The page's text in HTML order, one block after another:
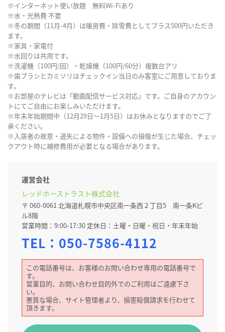
※インターネット使い放題 無料Wi-Fiあり
※水・光熱費 不要
※冬の期間（11月-4月）は暖房費・除雪費としてプラス500円いただき
ます。
※家具・家電付
※水回りは共用です。
※洗濯機（100円/回）・乾燥機（100円/60分）複数台アリ
※歯ブラシとカミソリはチェックイン当日のみ客室にご用意しておりま
す。
※お部屋のテレビは「動画配信サービス対応」です。ご自身のアカウン
トにてご自由にお楽しみいただけます。
※年末年始期間中（12月29日～1月5日）はお休みとなりますのでご了
承ください。
※入居者の故意・過失による物件・設備への損傷が生じた場合、チェッ
クアウト時に補修費用が必要となる場合があります。
運営会社
レッドホーストラスト株式会社
〒 060-0061 北海道札幌市中央区南一条西２丁目5 南一条Kビ
ル8階
営業時間：9:00-17:30 定休日：土曜・日曜・祝日・年末年始
TEL： 050-7586-4112
この電話番号は、お客様のお問い合わせ専用の電話番号で
す。
営業目的、お問い合わせ目的外でのご利用はご遠慮下さ
い。
悪質な場合、サイト管理者より、損害賠償請求を行わせて
頂きます。